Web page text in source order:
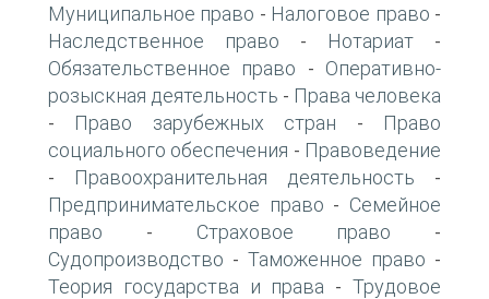
Муниципальное право - Налоговое право -
Наследственное право - Нотариат -
Обязательственное право - Оперативно-
розыскная деятельность - Права человека
- Право зарубежных стран -
Право
социального обеспечения - Правоведение
- Правоохранительная деятельность -
Предпринимательское право - Семейное
право - Страховое право -
Судопроизводство - Таможенное право -
Теория государства и права -Трудовое